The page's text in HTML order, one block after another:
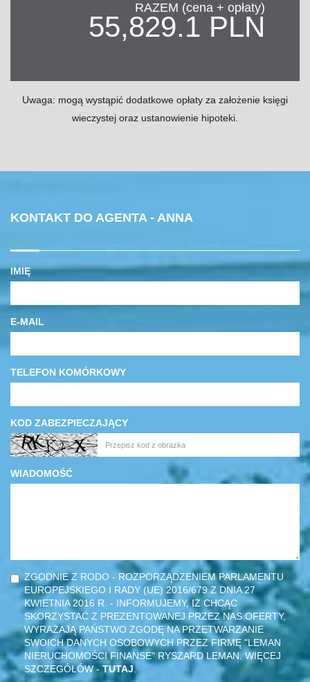
RAZEM (cena + opłaty)
55,829.1 PLN
Uwaga: mogą wystąpić dodatkowe opłaty za założenie księgi
wieczystej oraz ustanowienie hipoteki.
KONTAKT DO AGENTA - ANNA
IMIĘ
E-MAIL
TELEFON KOMÓRKOWY
KOD ZABEZPIECZAJĄCY
WIADOMOŚĆ
ZGODNIE Z RODO - ROZPORZĄDZENIEM PARLAMENTU
EUROPEJSKIEGO I RADY (UE) 2016/679 Z DNIA 27
KWIETNIA 2016 R. - INFORMUJEMY, IŻ CHCĄC
SKORZYSTAĆ Z PREZENTOWANEJ PRZEZ NAS OFERTY,
WYRAŻAJĄ PAŃSTWO ZGODĘ NA PRZETWARZANIE
SWOICH DANYCH OSOBOWYCH PRZEZ FIRMĘ "LEMAN
NIERUCHOMOŚCI FINANSE" RYSZARD LEMAN. WIĘCEJ
SZCZEGÓŁÓW -TUTAJ.